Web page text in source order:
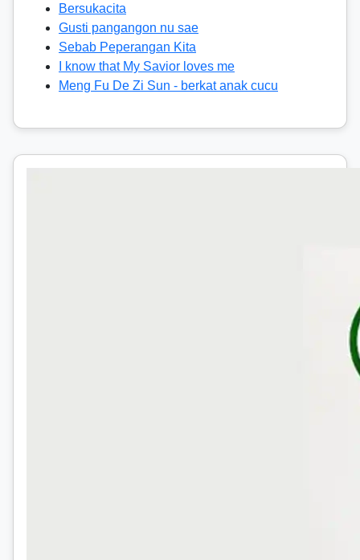
Bersukacita
Gusti pangangon nu sae
Sebab Peperangan Kita
I know that My Savior loves me
Meng Fu De Zi Sun - berkat anak cucu